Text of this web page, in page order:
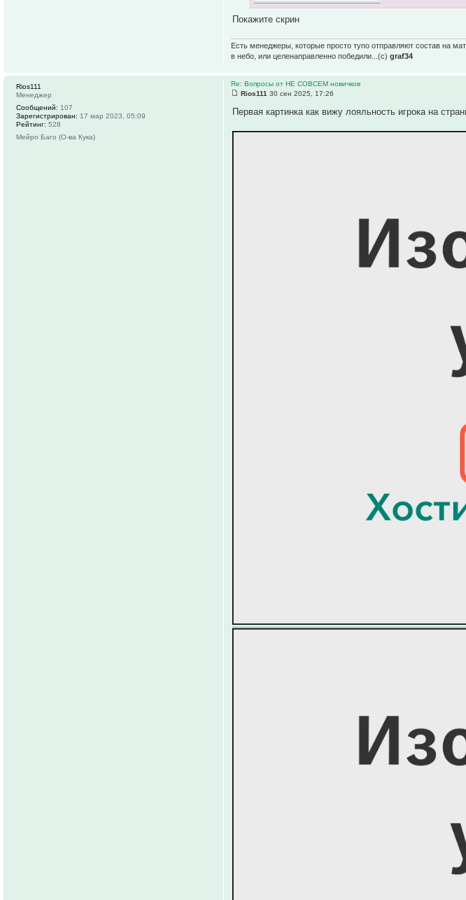
Покажите скрин
Есть менеджеры, которые просто тупо отправляют состав на
в небо, или целенаправленно победили...(с)graf34
Re: Вопросы от НЕ СОВСЕМ новичков
Rios111 30 сен 2025, 17:26
Первая картинка как вижу лояльность игрока на
Rios111
Менеджер
Сообщений: 107
Зарегистрирован: 17 мар 2023, 05:09
Рейтинг: 528
Мейро Баго (О-ва Кука)